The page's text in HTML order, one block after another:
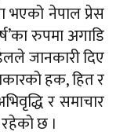
भएको नेपाल प्रेस
रुपमा अगाडि
जानकारी दिए
हक, हित र
र समाचार
छ ।